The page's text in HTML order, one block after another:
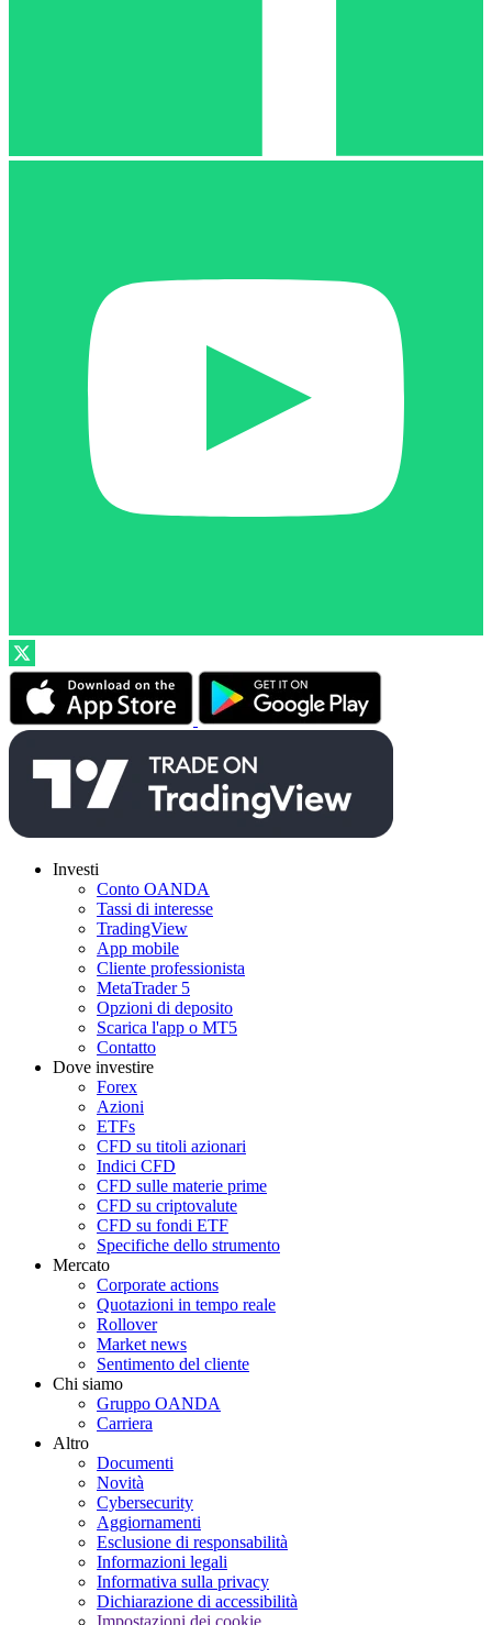
Investi
Conto OANDA
Tassi di interesse
TradingView
App mobile
Cliente professionista
MetaTrader 5
Opzioni di deposito
Scarica l'app o MT5
Contatto
Dove investire
Forex
Azioni
ETFs
CFD su titoli azionari
Indici CFD
CFD sulle materie prime
CFD su criptovalute
CFD su fondi ETF
Specifiche dello strumento
Mercato
Corporate actions
Quotazioni in tempo reale
Rollover
Market news
Sentimento del cliente
Chi siamo
Gruppo OANDA
Carriera
Altro
Documenti
Novità
Cybersecurity
Aggiornamenti
Esclusione di responsabilità
Informazioni legali
Informativa sulla privacy
Dichiarazione di accessibilità
Impostazioni dei cookie